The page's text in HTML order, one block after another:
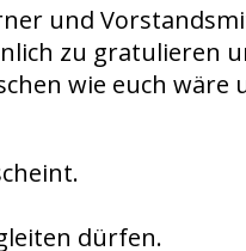
und
zu gratulieren
wie euch wäre
dürfen.